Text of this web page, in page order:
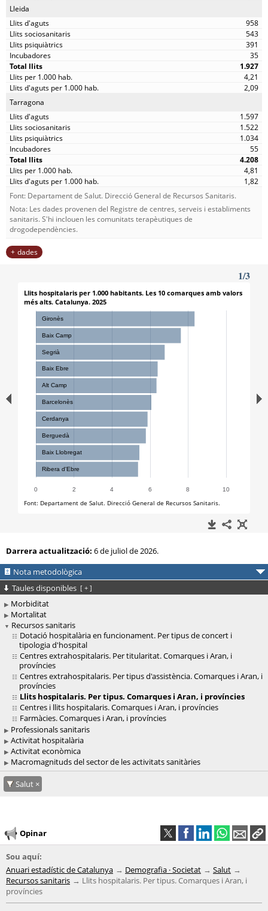
Lleida
958
543
391
35
1.927
4,21
2,09
Tarragona
1.597
1.522
1.034
55
4.208
4,81
1,82
Font: Departament de Salut. Direcció General de Recursos Sanitaris.
Nota: Les dades provenen del Registre de centres, serveis i establiments
sanitaris. S'hi inclouen les comunitats terapèutiques de
drogodependències.
dades
Darrera actualització: 6 de juliol de 2026.
Nota metodològica
Taules disponibles [ + ]
Morbiditat
Mortalitat
Recursos sanitaris
Dotació hospitalària en funcionament. Per tipus de concert i
tipologia d'hospital
Centres extrahospitalaris. Per titularitat. Comarques i Aran, i
províncies
Centres extrahospitalaris. Per tipus d'assistència. Comarques i Aran, i
províncies
Llits hospitalaris. Per tipus. Comarques i Aran, i províncies
Centres i llits hospitalaris. Comarques i Aran, i províncies
Farmàcies. Comarques i Aran, i províncies
Professionals sanitaris
Activitat hospitalària
Activitat econòmica
Macromagnituds del sector de les activitats sanitàries
Salut
Opinar
Sou aquí:
Anuari estadístic de Catalunya
Demografia · Societat
Salut
Recursos sanitaris
Llits hospitalaris. Per tipus. Comarques i Aran, i
províncies